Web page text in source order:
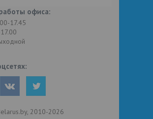
офиса:
17.45
2010-2026